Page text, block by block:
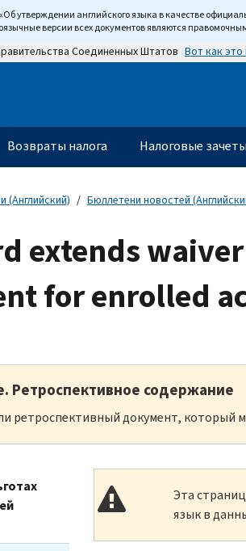
утверждении английского языка в качестве
версии всех документов являются
Соединенных Штатов Вот как
Возвраты налога Налоговые
(Английский) Бюллетени новостей
extends
for enrolled
Ретроспективное содержание
ретроспективный документ, который
Эта
язык в